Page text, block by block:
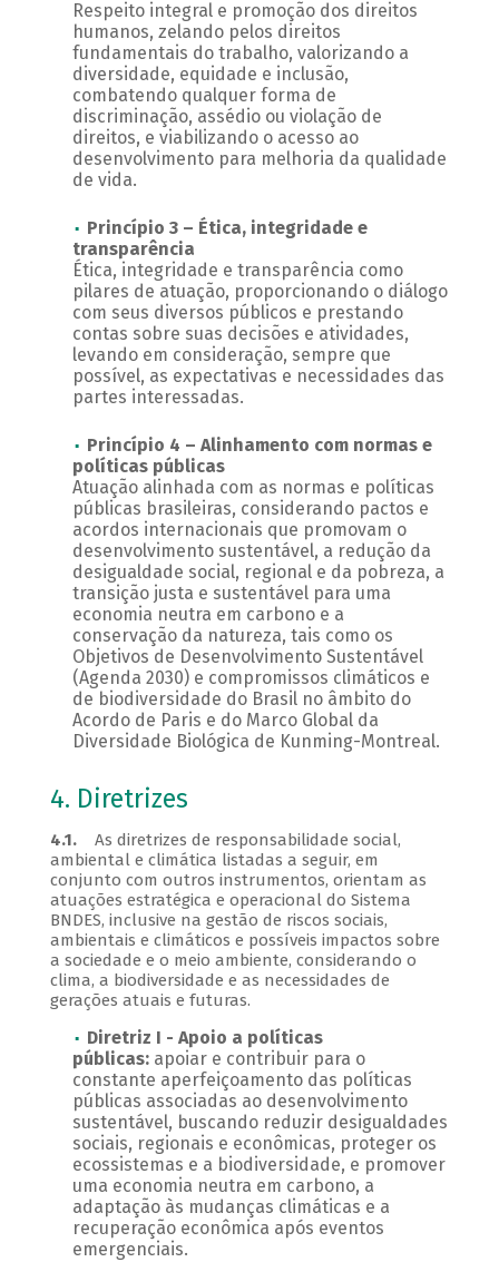
Respeito integral e promoção dos direitos
humanos, zelando pelos direitos
fundamentais do trabalho, valorizando a
diversidade, equidade e inclusão,
combatendo qualquer forma de
discriminação, assédio ou violação de
direitos, e viabilizando o acesso ao
desenvolvimento para melhoria da qualidade
de vida.
Princípio 3 – Ética, integridade e
transparência
Ética, integridade e transparência como
pilares de atuação, proporcionando o diálogo
com seus diversos públicos e prestando
contas sobre suas decisões e atividades,
levando em consideração, sempre que
possível, as expectativas e necessidades das
partes interessadas.
Princípio 4 – Alinhamento com normas e
políticas públicas
Atuação alinhada com as normas e políticas
públicas brasileiras, considerando pactos e
acordos internacionais que promovam o
desenvolvimento sustentável, a redução da
desigualdade social, regional e da pobreza, a
transição justa e sustentável para uma
economia neutra em carbono e a
conservação da natureza, tais como os
Objetivos de Desenvolvimento Sustentável
(Agenda 2030) e compromissos climáticos e
de biodiversidade do Brasil no âmbito do
Acordo de Paris e do Marco Global da
Diversidade Biológica de Kunming-Montreal.
4. Diretrizes
4.1.
As diretrizes de responsabilidade social,
ambiental e climática listadas a seguir, em
conjunto com outros instrumentos, orientam as
atuações estratégica e operacional do Sistema
BNDES, inclusive na gestão de riscos sociais,
ambientais e climáticos e possíveis impactos sobre
a sociedade e o meio ambiente, considerando o
clima, a biodiversidade e as necessidades de
gerações atuais e futuras.
Diretriz I - Apoio a políticas
públicas:apoiar e contribuir para o
constante aperfeiçoamento das políticas
públicas associadas ao desenvolvimento
sustentável, buscando reduzir desigualdades
sociais, regionais e econômicas, proteger os
ecossistemas e a biodiversidade, e promover
uma economia neutra em carbono, a
adaptação às mudanças climáticas e a
recuperação econômica após eventos
emergenciais.